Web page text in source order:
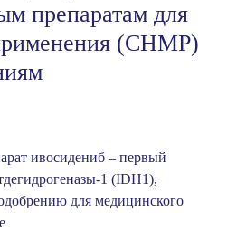
препаратам для
(CHMP)
ивосидениб – первый
1 (IDH1),
для медицинского